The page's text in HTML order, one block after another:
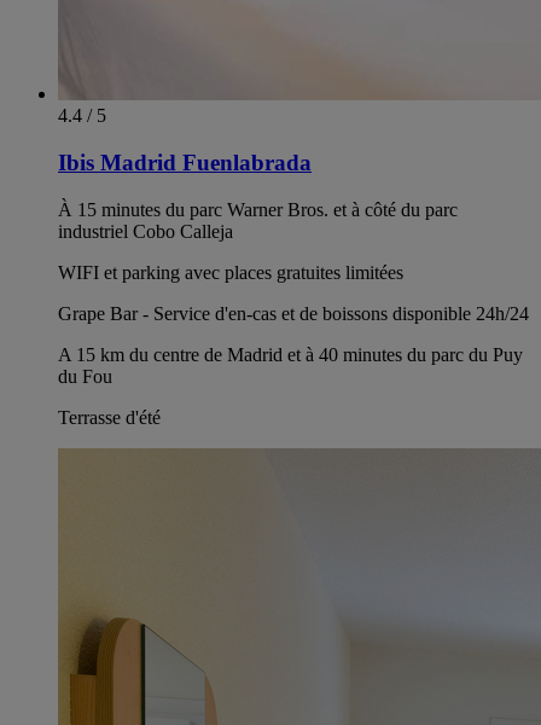
4.4 / 5
Ibis Madrid Fuenlabrada
À 15 minutes du parc Warner Bros. et à côté du parc
industriel Cobo Calleja
WIFI et parking avec places gratuites limitées
Grape Bar - Service d'en-cas et de boissons disponible 24h/24
A 15 km du centre de Madrid et à 40 minutes du parc du Puy
du Fou
Terrasse d'été